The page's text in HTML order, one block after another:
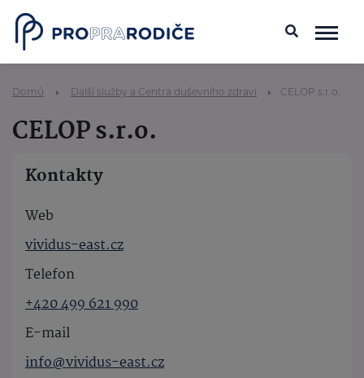
Domů Další služby a Centra duševního zdraví CELOP s.r.o.
CELOP s.r.o.
Kontakty
Web
vividus-east.cz
Telefon
+420 499 621 990
E-mail
info@vividus-east.cz